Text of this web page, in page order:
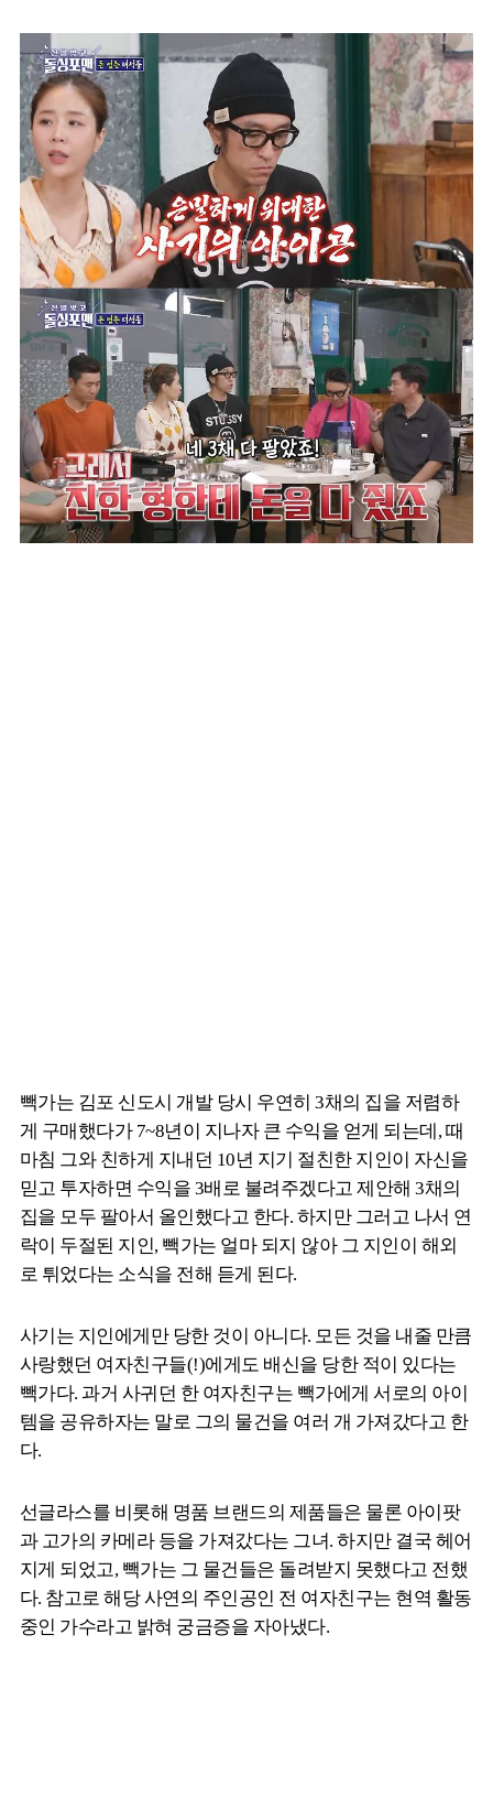
빽가는 김포 신도시 개발 당시 우연히 3채의 집을 저렴하
게 구매했다가 7~8년이 지나자 큰 수익을 얻게 되는데, 때
마침 그와 친하게 지내던 10년 지기 절친한 지인이 자신을
믿고 투자하면 수익을 3배로 불려주겠다고 제안해 3채의
집을 모두 팔아서 올인했다고 한다. 하지만 그러고 나서 연
락이 두절된 지인, 빽가는 얼마 되지 않아 그 지인이 해외
로 튀었다는 소식을 전해 듣게 된다.
사기는 지인에게만 당한 것이 아니다. 모든 것을 내줄 만큼
사랑했던 여자친구들(!)에게도 배신을 당한 적이 있다는
빽가다. 과거 사귀던 한 여자친구는 빽가에게 서로의 아이
템을 공유하자는 말로 그의 물건을 여러 개 가져갔다고 한
다.
선글라스를 비롯해 명품 브랜드의 제품들은 물론 아이팟
과 고가의 카메라 등을 가져갔다는 그녀. 하지만 결국 헤어
지게 되었고, 빽가는 그 물건들은 돌려받지 못했다고 전했
다. 참고로 해당 사연의 주인공인 전 여자친구는 현역 활동
중인 가수라고 밝혀 궁금증을 자아냈다.